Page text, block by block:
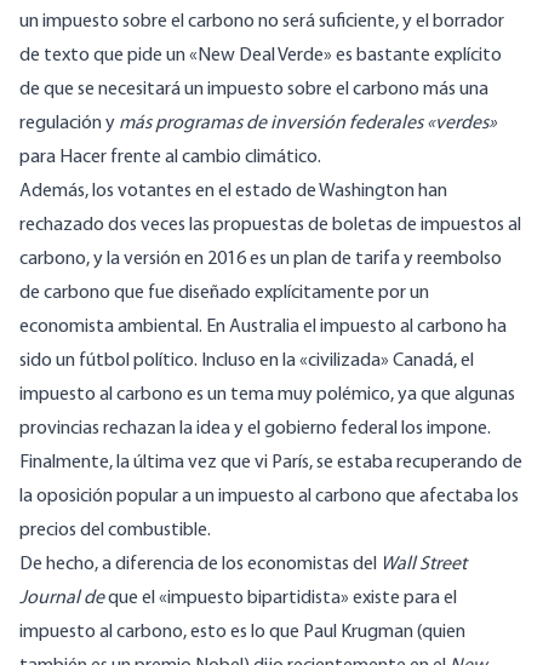
un impuesto sobre el carbono no será suficiente, y el borrador
de texto que pide un«New Deal Verde» es bastante explícito
de que se necesitará un impuesto sobre el carbono más una
regulacióny más programas de inversión federales «verdes»
para Hacer frente al cambio climático.
Además, los votantes en el estado de Washington han
rechazado dos veces las propuestas de boletas de impuestos al
carbono, y la versión en 2016 es un plan de tarifa y reembolso
de carbono que fue diseñado explícitamente por un
economista ambiental. En Australia el impuesto al carbono ha
sido un fútbol político. Incluso en la «civilizada» Canadá, el
impuesto al carbono es un tema muy polémico, ya que algunas
provincias rechazan la idea y elgobierno federal los impone.
Finalmente, la última vez que vi París, se estaba recuperando de
la oposición populara un impuesto al carbono que afectaba los
precios del combustible.
De hecho, a diferencia de los economistas del Wall Street
Journal deque el «impuesto bipartidista» existe para el
impuesto al carbono, esto es lo que Paul Krugman (quien